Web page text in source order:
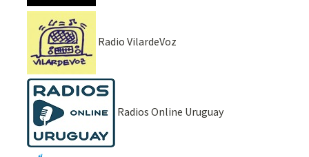
Radio VilardeVoz
Radios Online Uruguay